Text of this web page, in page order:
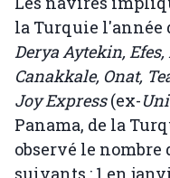
la Turquie l'année
Derya Aytekin,
Canakkale, Onat,
Joy Express(ex-
Panama, de la
observé le nombre
suivants : 1 en